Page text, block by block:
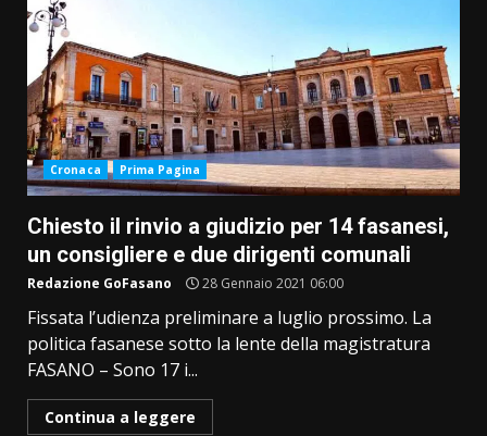
Cronaca Prima Pagina
Chiesto il rinvio a giudizio per 14 fasanesi,
un consigliere e due dirigenti comunali
Redazione GoFasano 28 Gennaio 2021 06:00
Fissata l’udienza preliminare a luglio prossimo. La
politica fasanese sotto la lente della magistratura
FASANO – Sono 17 i...
Continua a leggere